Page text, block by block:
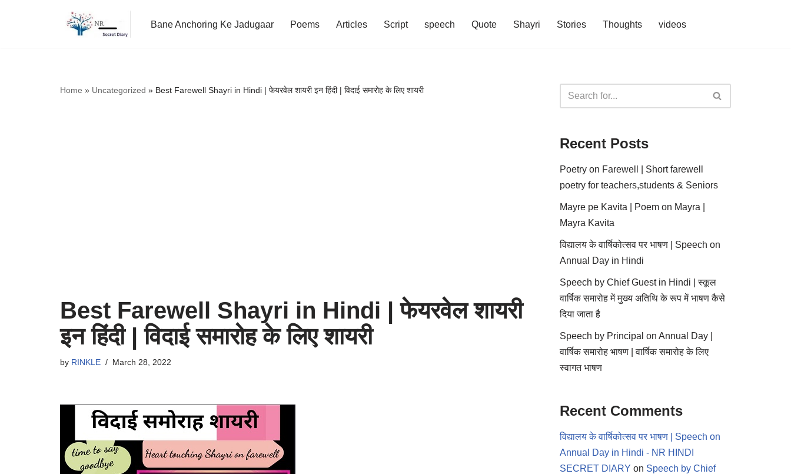
Bane Anchoring Ke Jadugaar Poems Articles Script speech Quote Shayri Stories Thoughts videos
Home » Uncategorized » Best Farewell Shayri in Hindi | फेयरवेल शायरी इन हिंदी | विदाई समारोह के लिए शायरी
Best Farewell Shayri in Hindi | फेयरवेल शायरी
इन हिंदी | विदाई समारोह के लिए शायरी
by RINKLE March 28, 2022
Recent Posts
Poetry on Farewell | Short farewell
poetry for teachers,students & Seniors
Mayre pe Kavita | Poem on Mayra |
Mayra Kavita
विद्यालय के वार्षिकोत्सव पर भाषण | Speech on
Annual Day in Hindi
Speech by Chief Guest in Hindi | स्कूल
वार्षिक समारोह में मुख्य अतिथि के रूप में भाषण कैसे
दिया जाता है
Speech by Principal on Annual Day |
वार्षिक समारोह भाषण | वार्षिक समारोह के लिए
स्वागत भाषण
Recent Comments
विद्यालय के वार्षिकोत्सव पर भाषण | Speech on
Annual Day in Hindi - NR HINDI
SECRET DIARY on Speech by Chief